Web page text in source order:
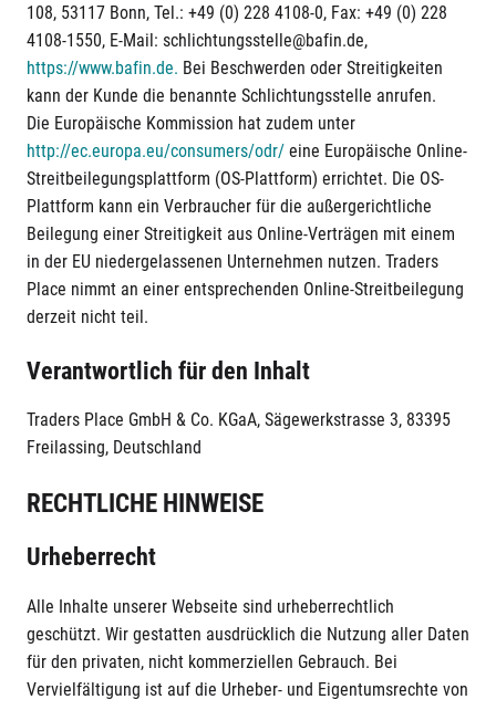
108, 53117 Bonn, Tel.: +49 (0) 228 4108-0, Fax: +49 (0) 228
4108-1550, E-Mail: schlichtungsstelle@bafin.de,
https://www.bafin.de. Bei Beschwerden oder Streitigkeiten
kann der Kunde die benannte Schlichtungsstelle anrufen.
Die Europäische Kommission hat zudem unter
http://ec.europa.eu/consumers/odr/ eine Europäische Online-
Streitbeilegungsplattform (OS-Plattform) errichtet. Die OS-
Plattform kann ein Verbraucher für die außergerichtliche
Beilegung einer Streitigkeit aus Online-Verträgen mit einem
in der EU niedergelassenen Unternehmen nutzen. Traders
Place nimmt an einer entsprechenden Online-Streitbeilegung
derzeit nicht teil.
Verantwortlich für den Inhalt
Traders Place GmbH & Co. KGaA, Sägewerkstrasse 3, 83395
Freilassing, Deutschland
RECHTLICHE HINWEISE
Urheberrecht
Alle Inhalte unserer Webseite sind urheberrechtlich
geschützt. Wir gestatten ausdrücklich die Nutzung aller Daten
für den privaten, nicht kommerziellen Gebrauch. Bei
Vervielfältigung ist auf die Urheber- und Eigentumsrechte von